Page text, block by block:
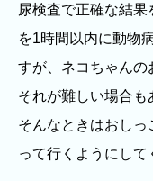
尿検査で正確な結果
を1時間以内に動物
すが、ネコちゃんの
それが難しい場合も
そんなときはおし
って行くようにして